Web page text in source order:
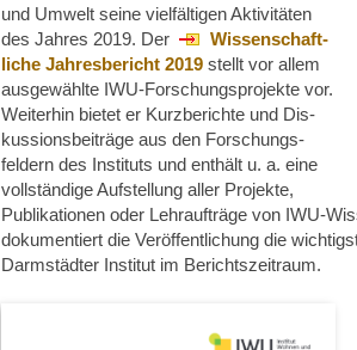
und Umwelt seine vielfältigen Aktivitäten
des Jahres 2019. Der
Wissen­schaft­
liche Jahresbericht 2019 stellt vor allem
ausgewählte IWU-Forschungsprojekte vor.
Weiterhin bietet er Kurzberichte und Dis­
kussionsbeiträge aus den Forschungs­
feldern des Instituts und enthält u. a. eine
voll­stän­dige Aufstellung aller Projekte,
Publikationen oder Lehraufträge von IWU-
dokumentiert die Veröffentlichung die
Darmstädter Institut im Berichtszeitraum.